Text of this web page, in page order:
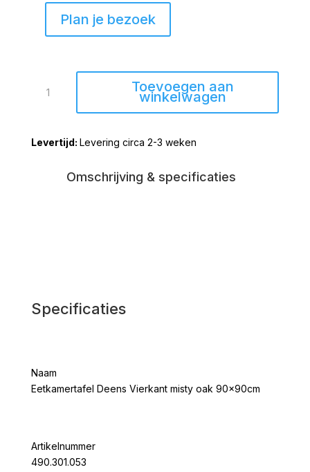
Plan je bezoek
Deens
oak
Toevoegen aan
winkelwagen
Levering circa 2-3 weken
Omschrijving & specificaties
Specificaties
Naam
Eetkamertafel Deens Vierkant misty oak 90x90cm
Artikelnummer
490.301.053